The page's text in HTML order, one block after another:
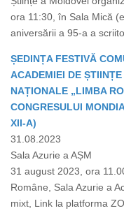
ora 11:30, în Sala Mică
aniversării a 95-a a
ȘEDINȚA FESTIVĂ
ACADEMIEI DE
NAȚIONALE „LIMBA
CONGRESULUI
XII-A)
31.08.2023
Sala Azurie a AȘM
31 august 2023, ora
Române, Sala Azurie a
mixt, Link la platforma